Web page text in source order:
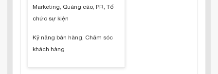
Marketing, Quảng cáo, PR, Tổ
chức sự kiện
Kỹ năng bán hàng, Chăm sóc
khách hàng